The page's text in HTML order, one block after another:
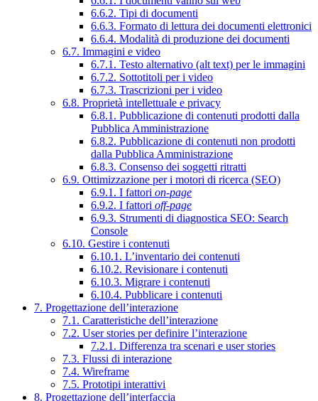
6.6.2. Tipi di documenti
6.6.3. Formato di lettura dei documenti elettronici
6.6.4. Modalità di produzione dei documenti
6.7. Immagini e video
6.7.1. Testo alternativo (alt text) per le immagini
6.7.2. Sottotitoli per i video
6.7.3. Trascrizioni per i video
6.8. Proprietà intellettuale e privacy
6.8.1. Pubblicazione di contenuti prodotti dalla
Pubblica Amministrazione
6.8.2. Pubblicazione di contenuti non prodotti
dalla Pubblica Amministrazione
6.8.3. Consenso dei soggetti ritratti
6.9. Ottimizzazione per i motori di ricerca (SEO)
6.9.1. I fattori on-page
6.9.2. I fattori off-page
6.9.3. Strumenti di diagnostica SEO: Search
Console
6.10. Gestire i contenuti
6.10.1. L’inventario dei contenuti
6.10.2. Revisionare i contenuti
6.10.3. Migrare i contenuti
6.10.4. Pubblicare i contenuti
7. Progettazione dell’interazione
7.1. Caratteristiche dell’interazione
7.2. User stories per definire l’interazione
7.2.1. Differenza tra scenari e user stories
7.3. Flussi di interazione
7.4. Wireframe
7.5. Prototipi interattivi
8. Progettazione dell’interfaccia